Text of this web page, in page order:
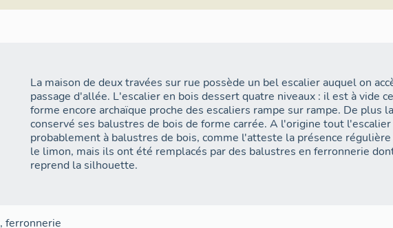
La maison de deux travées sur rue possède un bel escalier auquel on
passage d'allée. L'escalier en bois dessert quatre niveaux : il est à vide
forme encore archaïque proche des escaliers rampe sur rampe. De plus
conservé ses balustres de bois de forme carrée. A l'origine tout
probablement à balustres de bois, comme l'atteste la présence
le limon, mais ils ont été remplacés par des balustres en ferronnerie
reprend la silhouette.
,ferronnerie